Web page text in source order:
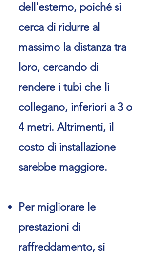
dell'esterno, poiché si
cerca di ridurre al
massimo la distanza tra
loro, cercando di
rendere i tubi che li
collegano, inferiori a 3 o
4 metri. Altrimenti, il
costo di installazione
sarebbe maggiore.
Per migliorare le
prestazioni di
raffreddamento, si